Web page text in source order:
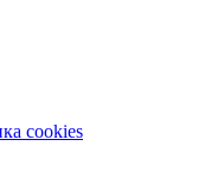
cookies